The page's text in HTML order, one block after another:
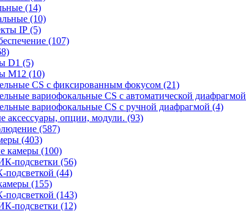
(14)
(10)
IP (5)
(107)
D1 (5)
M12 (10)
CS c фиксированным фокусом (21)
вариофокальные CS c автоматической диафрагмой
вариофокальные CS c ручной диафрагмой (4)
аксессуары, опции, модули. (93)
(587)
(403)
камеры (100)
подсветки (56)
подсветкой (44)
(155)
подсветкой (143)
подсветки (12)